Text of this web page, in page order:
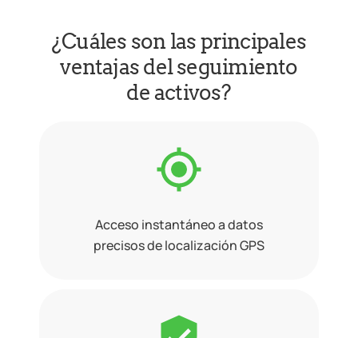
¿Cuáles son las principales
ventajas del seguimiento
de activos?
Acceso instantáneo a datos
precisos de localización GPS